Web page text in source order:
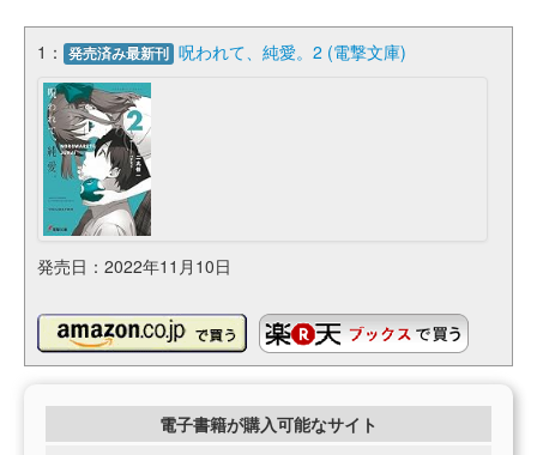
1： 発売済み最新刊 呪われて、純愛。2 (電撃文庫)
発売日：2022年11月10日
電子書籍が購入可能なサイト